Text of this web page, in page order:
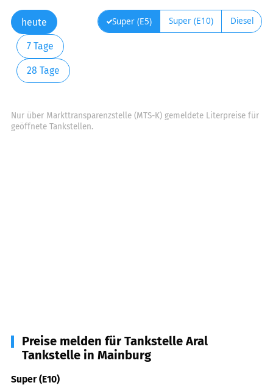
heute
7 Tage
28 Tage
Super (E5) Super (E10) Diesel
Nur über Markttransparenzstelle (MTS-K) gemeldete Literpreise für
geöffnete Tankstellen.
Preise melden für Tankstelle Aral
Tankstelle in Mainburg
Super (E10)